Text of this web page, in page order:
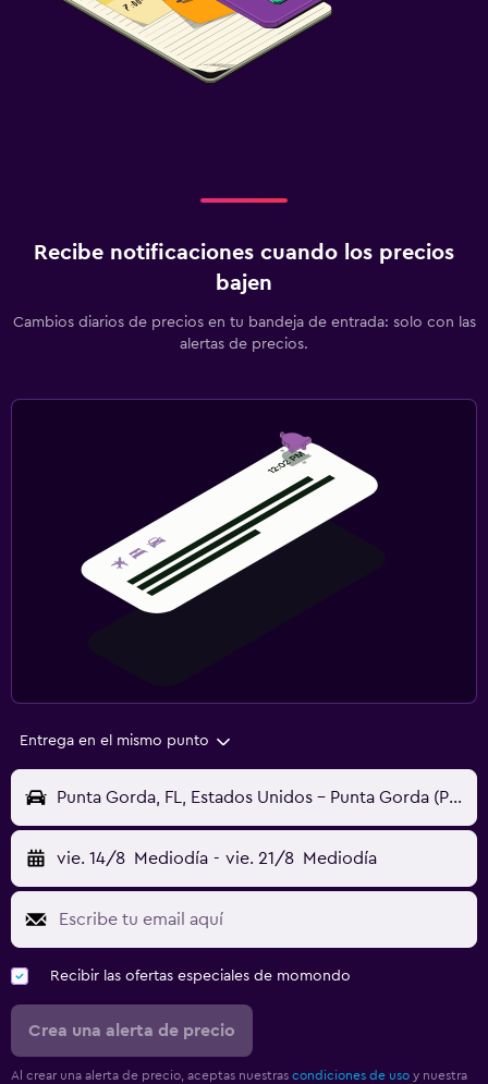
Recibe notificaciones cuando los precios
bajen
Cambios diarios de precios en tu bandeja de entrada: solo con las
alertas de precios.
Entrega en el mismo punto
Punta Gorda, FL, Estados Unidos - Punta Gorda (PGD)
vie. 14/8 Mediodía - vie. 21/8 Mediodía
Recibir las ofertas especiales de momondo
Crea una alerta de precio
Al crear una alerta de precio, aceptas nuestras condiciones de uso y nuestra